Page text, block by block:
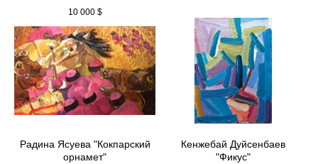
10 000 $
Радина Ясуева "Кокпарский
орнамет"
Кенжебай Дуйсенбаев
"Фикус"